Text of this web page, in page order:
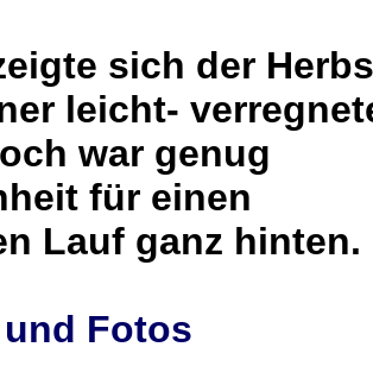
sich der
leicht-
war genug
für einen
Lauf ganz hinten.
Fotos